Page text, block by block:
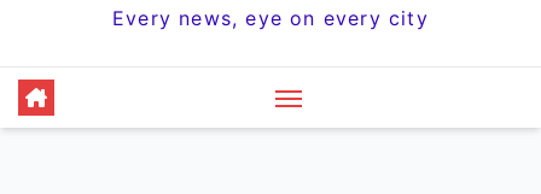
Every news, eye on every city